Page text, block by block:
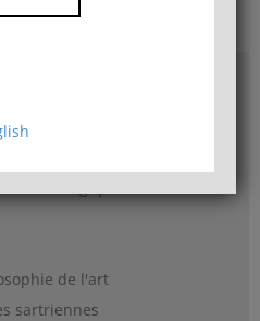
de philosophie
de l'art
sartriennes